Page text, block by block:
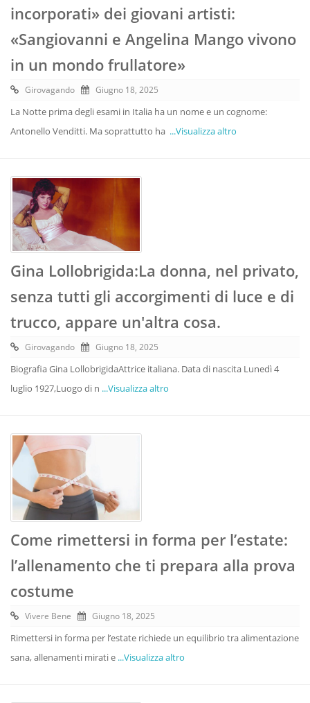
incorporati» dei giovani artisti:
«Sangiovanni e Angelina Mango vivono
in un mondo frullatore»
Girovagando Giugno 18, 2025
La Notte prima degli esami in Italia ha un nome e un cognome:
Antonello Venditti. Ma soprattutto ha ...Visualizza altro
Gina Lollobrigida:La donna, nel privato,
senza tutti gli accorgimenti di luce e di
trucco, appare un'altra cosa.
Girovagando Giugno 18, 2025
Biografia Gina LollobrigidaAttrice italiana. Data di nascita Lunedì 4
luglio 1927,Luogo di n ...Visualizza altro
Come rimettersi in forma per l’estate:
l’allenamento che ti prepara alla prova
costume
Vivere Bene Giugno 18, 2025
Rimettersi in forma per l’estate richiede un equilibrio tra alimentazione
sana, allenamenti mirati e ...Visualizza altro